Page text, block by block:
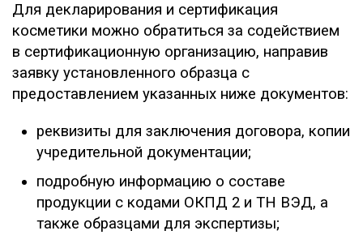
Для декларирования и сертификация
косметики можно обратиться за содействием
в сертификационную организацию, направив
заявку установленного образца с
предоставлением указанных ниже документов:
реквизиты для заключения договора, копии
учредительной документации;
подробную информацию о составе
продукции с кодами ОКПД 2 и ТН ВЭД, а
также образцами для экспертизы;